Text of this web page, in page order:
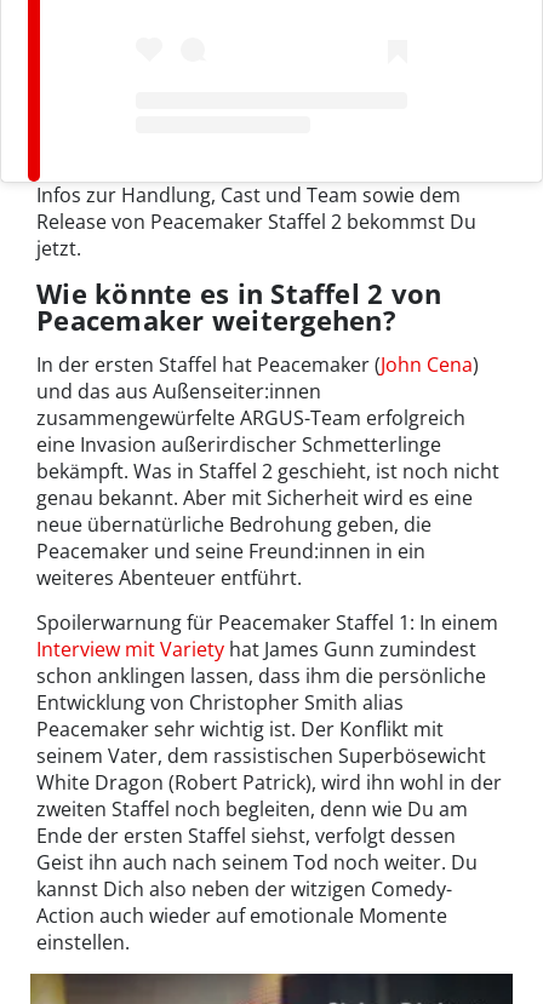
Infos zur Handlung, Cast und Team sowie dem
Release von Peacemaker Staffel 2 bekommst Du
jetzt.
Wie könnte es in Staffel 2 von
Peacemaker weitergehen?
In der ersten Staffel hat Peacemaker (John Cena)
und das aus Außenseiter:innen
zusammengewürfelte ARGUS-Team erfolgreich
eine Invasion außerirdischer Schmetterlinge
bekämpft. Was in Staffel 2 geschieht, ist noch nicht
genau bekannt. Aber mit Sicherheit wird es eine
neue übernatürliche Bedrohung geben, die
Peacemaker und seine Freund:innen in ein
weiteres Abenteuer entführt.
Spoilerwarnung für Peacemaker Staffel 1: In einem
Interview mit Variety hat James Gunn zumindest
schon anklingen lassen, dass ihm die persönliche
Entwicklung von Christopher Smith alias
Peacemaker sehr wichtig ist. Der Konflikt mit
seinem Vater, dem rassistischen Superbösewicht
White Dragon (Robert Patrick), wird ihn wohl in der
zweiten Staffel noch begleiten, denn wie Du am
Ende der ersten Staffel siehst, verfolgt dessen
Geist ihn auch nach seinem Tod noch weiter. Du
kannst Dich also neben der witzigen Comedy-
Action auch wieder auf emotionale Momente
einstellen.